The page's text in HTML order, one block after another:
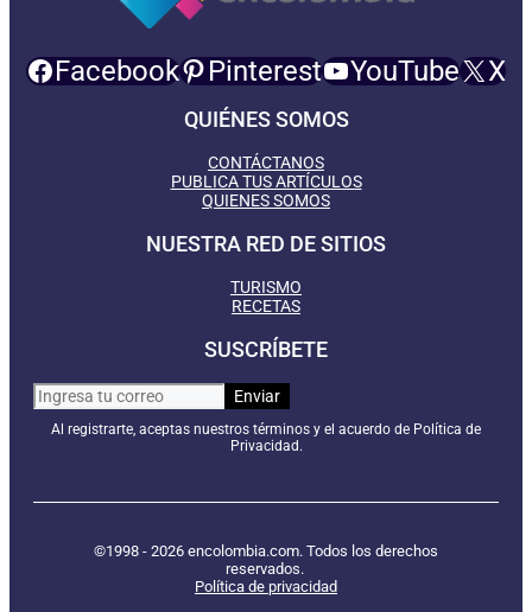
Facebook Pinterest YouTube X
QUIÉNES SOMOS
CONTÁCTANOS
PUBLICA TUS ARTÍCULOS
QUIENES SOMOS
NUESTRA RED DE SITIOS
TURISMO
RECETAS
SUSCRÍBETE
Al registrarte, aceptas nuestros términos y el acuerdo de Política de
Privacidad.
©1998 - 2026 encolombia.com. Todos los derechos
reservados.
Política de privacidad